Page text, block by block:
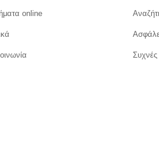
online
Συχνές